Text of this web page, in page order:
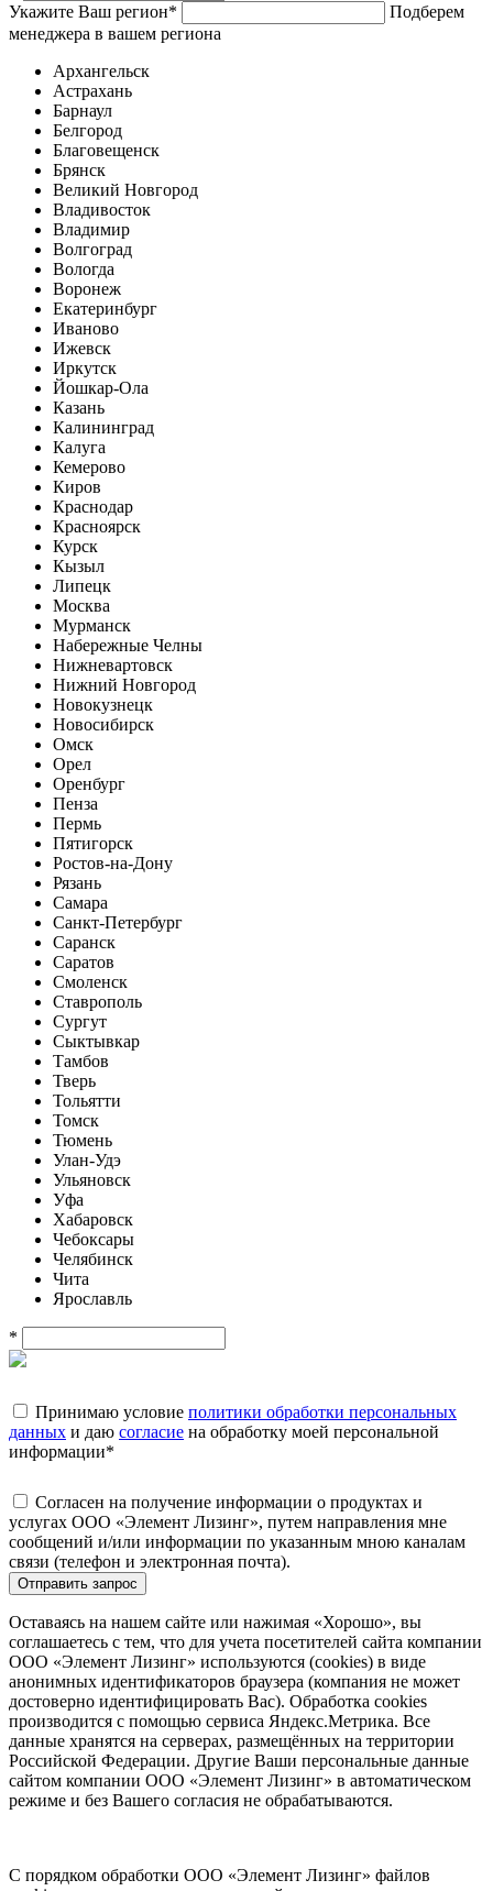
Укажите Ваш регион*
Подберем
менеджера в вашем региона
Архангельск
Астрахань
Барнаул
Белгород
Благовещенск
Брянск
Великий Новгород
Владивосток
Владимир
Волгоград
Вологда
Воронеж
Екатеринбург
Иваново
Ижевск
Иркутск
Йошкар-Ола
Казань
Калининград
Калуга
Кемерово
Киров
Краснодар
Красноярск
Курск
Кызыл
Липецк
Москва
Мурманск
Набережные Челны
Нижневартовск
Нижний Новгород
Новокузнецк
Новосибирск
Омск
Орел
Оренбург
Пенза
Пермь
Пятигорск
Ростов-на-Дону
Рязань
Самара
Санкт-Петербург
Саранск
Саратов
Смоленск
Ставрополь
Сургут
Сыктывкар
Тамбов
Тверь
Тольятти
Томск
Тюмень
Улан-Удэ
Ульяновск
Уфа
Хабаровск
Чебоксары
Челябинск
Чита
Ярославль
*
Принимаю условие политики обработки персональных
данных и даю согласие на обработку моей персональной
информации*
Согласен на получение информации о продуктах и
услугах ООО «Элемент Лизинг», путем направления мне
сообщений и/или информации по указанным мною каналам
связи (телефон и электронная почта).
Отправить запрос
Оставаясь на нашем сайте или нажимая «Хорошо», вы
соглашаетесь с тем, что для учета посетителей сайта компании
ООО «Элемент Лизинг» используются (cookies) в виде
анонимных идентификаторов браузера (компания не может
достоверно идентифицировать Вас). Обработка cookies
производится с помощью сервиса Яндекс.Метрика. Все
данные хранятся на серверах, размещённых на территории
Российской Федерации. Другие Ваши персональные данные
сайтом компании ООО «Элемент Лизинг» в автоматическом
режиме и без Вашего согласия не обрабатываются.
С порядком обработки ООО «Элемент Лизинг» файлов